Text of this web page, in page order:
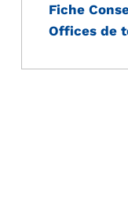
Fiche
Offices de